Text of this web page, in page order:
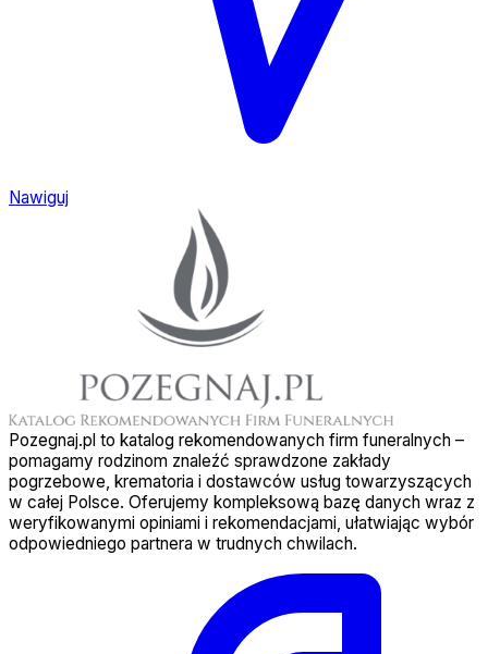
Nawiguj
Pozegnaj.pl to katalog rekomendowanych firm funeralnych –
pomagamy rodzinom znaleźć sprawdzone zakłady
pogrzebowe, krematoria i dostawców usług towarzyszących
w całej Polsce. Oferujemy kompleksową bazę danych wraz z
weryfikowanymi opiniami i rekomendacjami, ułatwiając wybór
odpowiedniego partnera w trudnych chwilach.